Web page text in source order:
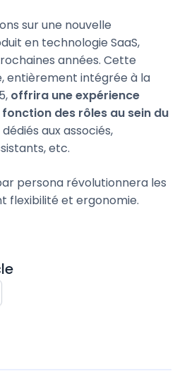
sur une nouvelle
en technologie SaaS,
années. Cette
entièrement intégrée à la
offrira une expérience
des rôles au sein du
aux associés,
etc.
persona révolutionnera les
flexibilité et ergonomie.